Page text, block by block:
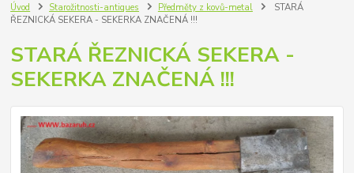
Úvod Starožitnosti-antiques Předměty z kovů-metal
STARÁ
ŘEZNICKÁ SEKERA - SEKERKA ZNAČENÁ !!!
STARÁ ŘEZNICKÁ SEKERA -
SEKERKA ZNAČENÁ !!!